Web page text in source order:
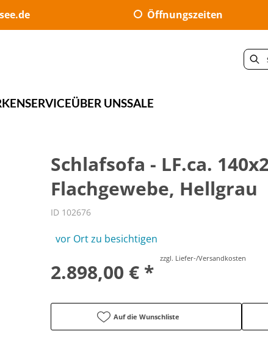
Öffnungszeiten
SERVICEÜBER UNSSALE
Schlafsofa - LF.ca.
Flachgewebe, Hellgrau
ID 102676
vor Ort zu besichtigen
2.898,00 € *
zzgl. Liefer-/Versandkosten
Auf die Wunschliste